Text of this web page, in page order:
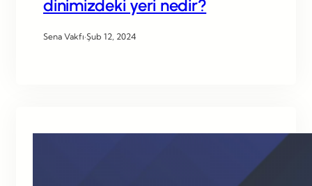
dinimizdeki yeri nedir?
Sena Vakfı·Şub 12, 2024